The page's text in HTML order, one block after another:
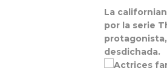
La
por la serie
desdichada.